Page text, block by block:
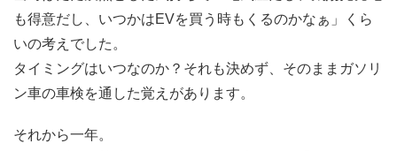
も得意だし、いつかはEVを買う時もくるのかなぁ」くら
いの考えでした。
タイミングはいつなのか？それも決めず、そのままガソリ
ン車の車検を通した覚えがあります。
それから一年。